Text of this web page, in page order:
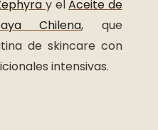
y elAceite de
Chilena, que
de skincare con
intensivas.